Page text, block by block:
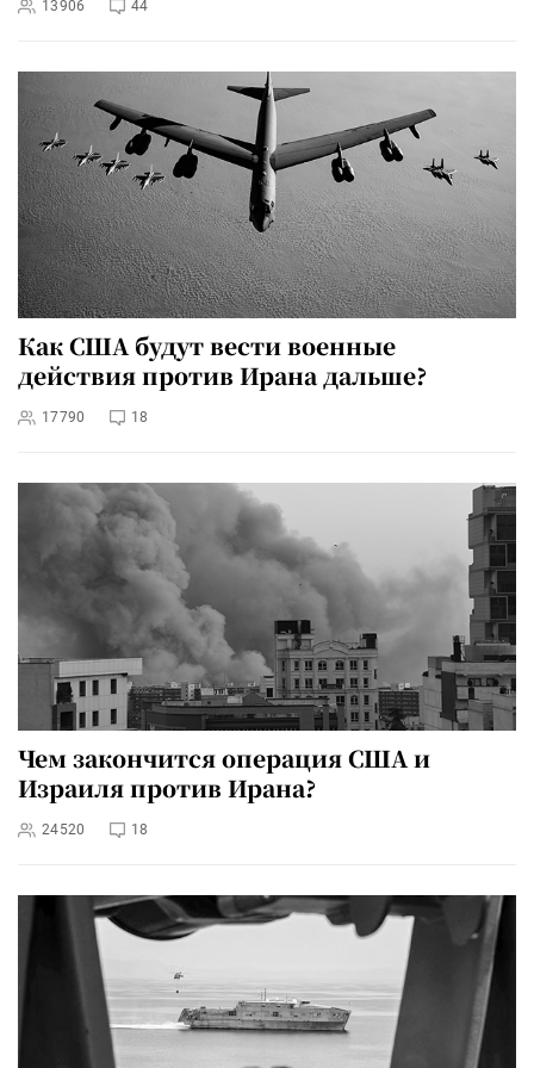
13906 44
Как США будут вести военные
действия против Ирана дальше?
17790 18
Чем закончится операция США и
Израиля против Ирана?
24520 18